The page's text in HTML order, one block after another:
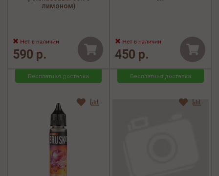
лимоном)
Нет в наличии
590 р.
Нет в наличии
450 р.
Бесплатная доставка Бесплатная доставка